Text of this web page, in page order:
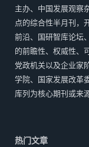
主办、中国发展观察
点的综合性半月刊，
前沿、国研智库论坛
的前瞻性、权威性、
党政机关以及企业家
学院、国家发展改革
库列为核心期刊或来
热门文章